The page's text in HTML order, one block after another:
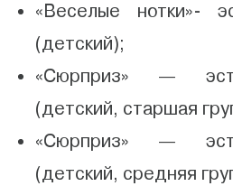
«Веселые нотки»-
(детский);
«Сюрприз» —
(детский, старшая
«Сюрприз» —
(детский, средняя